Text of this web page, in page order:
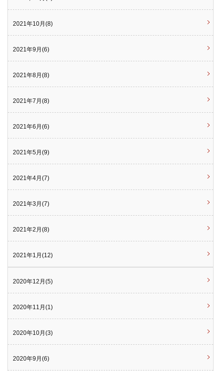
2021年10月(8)
2021年9月(6)
2021年8月(8)
2021年7月(8)
2021年6月(6)
2021年5月(9)
2021年4月(7)
2021年3月(7)
2021年2月(8)
2021年1月(12)
2020年12月(5)
2020年11月(1)
2020年10月(3)
2020年9月(6)